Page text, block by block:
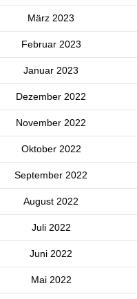
März 2023
Februar 2023
Januar 2023
Dezember 2022
November 2022
Oktober 2022
September 2022
August 2022
Juli 2022
Juni 2022
Mai 2022